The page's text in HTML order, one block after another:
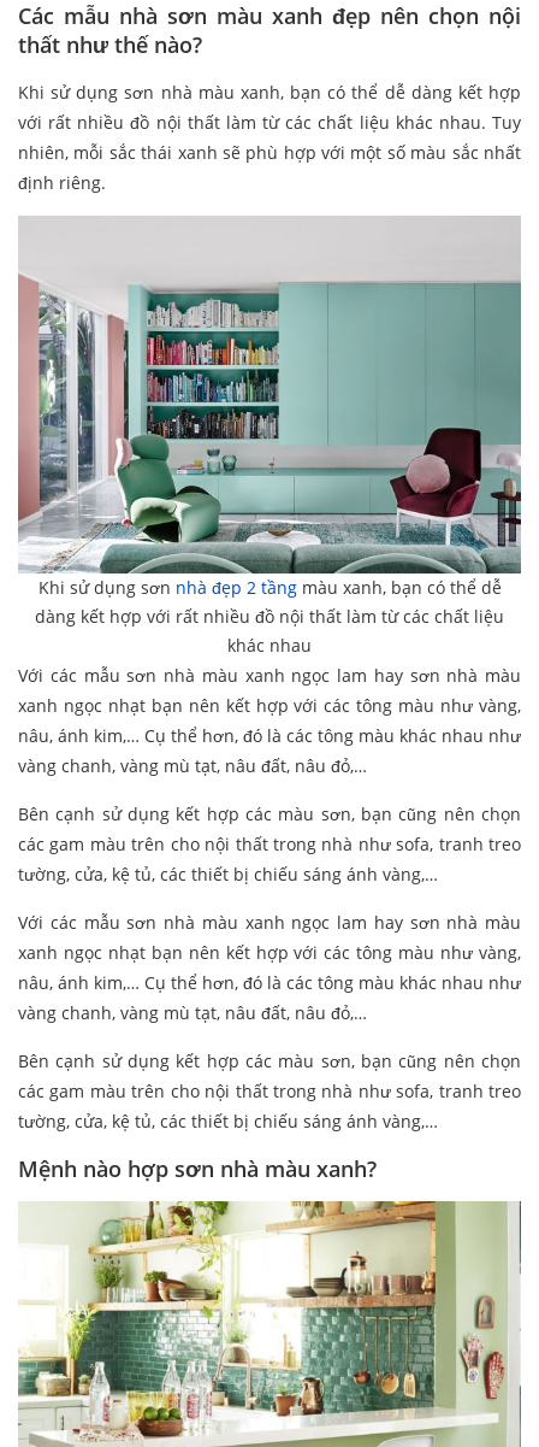
Các mẫu nhà sơn màu xanh đẹp nên chọn nội
thất như thế nào?
Khi sử dụng sơn nhà màu xanh, bạn có thể dễ dàng kết hợp
với rất nhiều đồ nội thất làm từ các chất liệu khác nhau. Tuy
nhiên, mỗi sắc thái xanh sẽ phù hợp với một số màu sắc nhất
định riêng.
Khi sử dụng sơn nhà đẹp 2 tầngmàu xanh, bạn có thể dễ
dàng kết hợp với rất nhiều đồ nội thất làm từ các chất liệu
khác nhau
Với các mẫu sơn nhà màu xanh ngọc lam hay sơn nhà màu
xanh ngọc nhạt bạn nên kết hợp với các tông màu như vàng,
nâu, ánh kim,… Cụ thể hơn, đó là các tông màu khác nhau như
vàng chanh, vàng mù tạt, nâu đất, nâu đỏ,…
Bên cạnh sử dụng kết hợp các màu sơn, bạn cũng nên chọn
các gam màu trên cho nội thất trong nhà như sofa, tranh treo
tường, cửa, kệ tủ, các thiết bị chiếu sáng ánh vàng,…
Với các mẫu sơn nhà màu xanh ngọc lam hay sơn nhà màu
xanh ngọc nhạt bạn nên kết hợp với các tông màu như vàng,
nâu, ánh kim,… Cụ thể hơn, đó là các tông màu khác nhau như
vàng chanh, vàng mù tạt, nâu đất, nâu đỏ,…
Bên cạnh sử dụng kết hợp các màu sơn, bạn cũng nên chọn
các gam màu trên cho nội thất trong nhà như sofa, tranh treo
tường, cửa, kệ tủ, các thiết bị chiếu sáng ánh vàng,…
Mệnh nào hợp sơn nhà màu xanh?